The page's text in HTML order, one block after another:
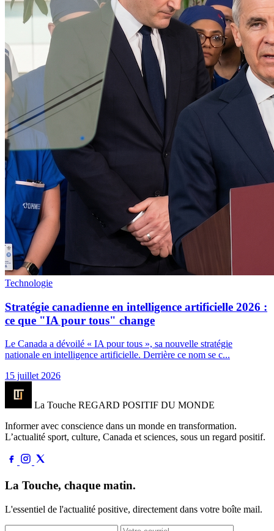
Technologie
Stratégie canadienne en intelligence artificielle 2026 :
ce que "IA pour tous" change
Le Canada a dévoilé « IA pour tous », sa nouvelle stratégie
nationale en intelligence artificielle. Derrière ce nom se c...
15 juillet 2026
La Touche REGARD POSITIF DU MONDE
Informer avec conscience dans un monde en transformation.
L’actualité sport, culture, Canada et sciences, sous un regard positif.
La Touche, chaque matin.
L'essentiel de l'actualité positive, directement dans votre boîte mail.